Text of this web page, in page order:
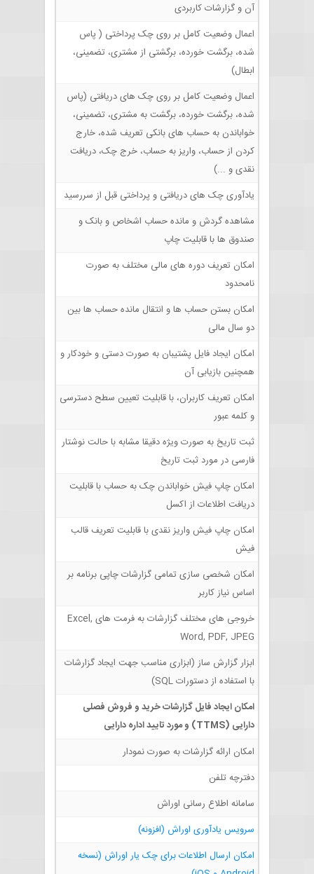
آن و گزارشات کاربردی
اعمال وضعیت کامل بر روی چک پرداختی ( پاس
شده، برگشت خورده، برگشتی از مشتری، تضمینی،
ابطال)
اعمال وضعیت کامل بر روی چک های دریافتی (پاس
شده، برگشت خورده، برگشت به مشتری، تضمینی،
خواباندن به حساب های بانکی تعریف شده، خارج
کردن از حساب، واریز به حساب، خرج چک، دریافت
نقدی و ...)
یادآوری چک های دریافتی و پرداختی قبل از سررسید
مشاهده گردش و مانده حساب اشخاص و بانک و
صندوق ها با قابلیت چاپ
امکان تعریف دوره های مالی مختلف به صورت
نامحدود
امکان بستن حساب ها و انتقال مانده حساب ها بین
دو سال مالی
امکان ایجاد فایل پشتیبان به صورت دستی و خودکار و
همچنین بازیابی آن
امکان تعریف کاربران، با قابلیت تعیین سطح دسترسی
و کلمه عبور
ثبت تاریخ به صورت ویژه دقیقا مشابه با حالت نوشتار
فارسی در مورد ثبت تاریخ
امکان چاپ فیش خواباندن چک به حساب با قابلیت
دریافت اطلاعات از اکسل
امکان چاپ فیش واریز نقدی با قابلیت تعریف قالب
فیش
امکان شخصی سازی تمامی گزارشات چاپی برنامه بر
اساس نیاز کاربر
خروجی های مختلف گزارشات به فرمت های Excel,
Word, PDF, JPEG
ابزار گزارش ساز (ابزاری مناسب جهت ایجاد گزارشات
با استفاده از دستورات SQL)
امکان ایجاد فایل گزارشات خرید و فروش فصلی
دارایی (TTMS) و مورد تایید اداره دارایی
امکان ارائه گزارشات به صورت نمودار
دفترچه تلفن
سامانه اطلاع رسانی اوراش
سرویس یادآوری اوراش (افزونه)
امکان ارسال اطلاعات برای چک یار اوراش (نسخه